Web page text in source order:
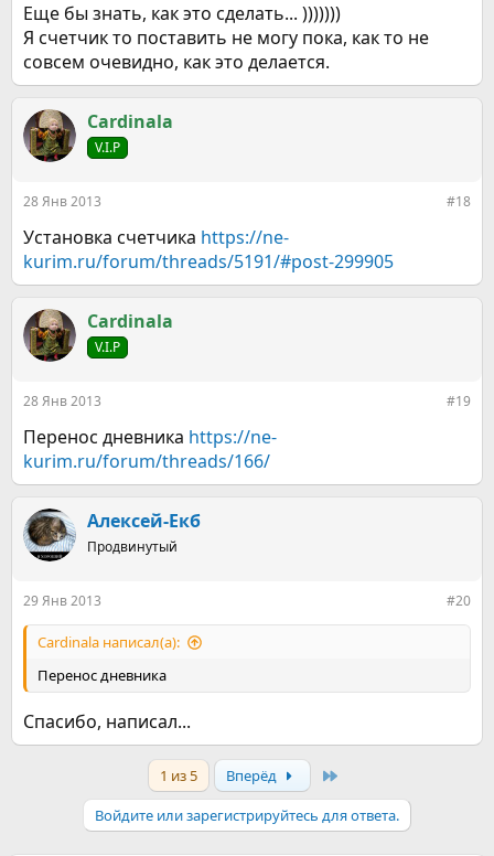
Еще бы знать, как это сделать... )))))))
Я счетчик то поставить не могу пока, как то не
совсем очевидно, как это делается.
Cardinala
V.I.P
28 Янв 2013 #18
Установка счетчика https://ne-
kurim.ru/forum/threads/5191/#post-299905
Cardinala
V.I.P
28 Янв 2013 #19
Перенос дневника https://ne-
kurim.ru/forum/threads/166/
Алексей-Екб
Продвинутый
29 Янв 2013 #20
Cardinala написал(а):
Перенос дневника
Спасибо, написал...
1 из 5 Вперёд
Войдите или зарегистрируйтесь для ответа.